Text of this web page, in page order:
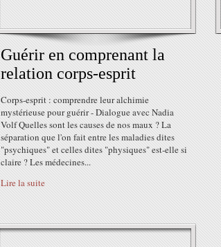
Guérir en comprenant la
relation corps-esprit
Corps-esprit : comprendre leur alchimie
mystérieuse pour guérir - Dialogue avec Nadia
Volf Quelles sont les causes de nos maux ? La
séparation que l'on fait entre les maladies dites
"psychiques" et celles dites "physiques" est-elle si
claire ? Les médecines...
Lire la suite